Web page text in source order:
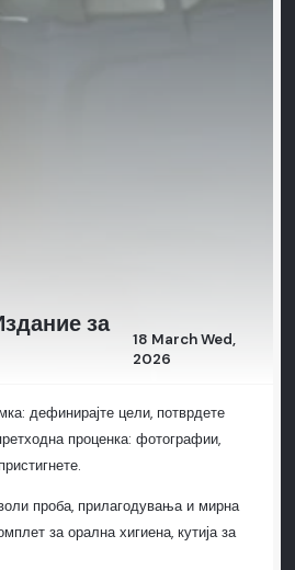
за
18 March Wed,
2026
дефинирајте цели, потврдете
проценка: фотографии,
проба, прилагодувања и мирна
за орална хигиена, кутија за